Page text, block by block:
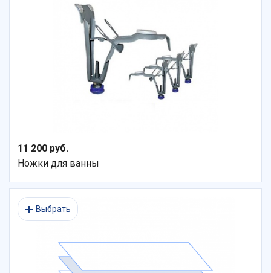
11 200 руб.
Ножки для ванны
Выбрать